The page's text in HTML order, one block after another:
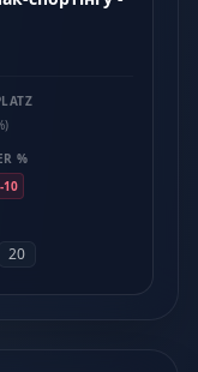
%
-10
20